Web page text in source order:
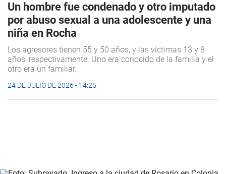
Un hombre fue condenado y otro imputado
por abuso sexual a una adolescente y una
niña en Rocha
Los agresores tienen 55 y 50 años, y las víctimas 13 y 8
años, respectivamente. Uno era conocido de la familia y el
otro era un familiar.
24 DE JULIO DE 2026 - 14:25